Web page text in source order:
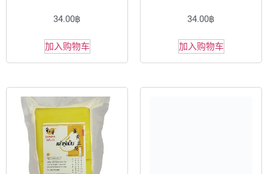
34.00฿
加入购物车
34.00฿
加入购物车